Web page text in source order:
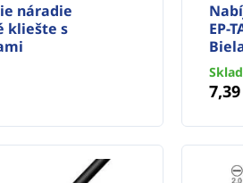
náradie
kliešte s
EP-